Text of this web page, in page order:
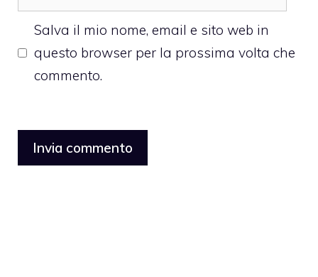
web
Salva il mio nome, email e sito web in
questo browser per la prossima volta che
commento.